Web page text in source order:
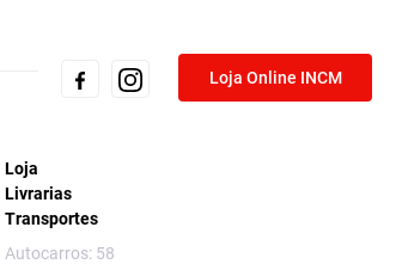
Loja Online INCM
Loja
Livrarias
Transportes
Autocarros: 58